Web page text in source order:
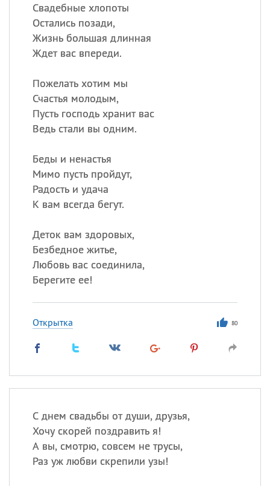
Свадебные хлопоты
Остались позади,
Жизнь большая длинная
Ждет вас впереди.
Пожелать хотим мы
Счастья молодым,
Пусть господь хранит вас
Ведь стали вы одним.
Беды и ненастья
Мимо пусть пройдут,
Радость и удача
К вам всегда бегут.
Деток вам здоровых,
Безбедное житье,
Любовь вас соединила,
Берегите ее!
Открытка 80
С днем свадьбы от души, друзья,
Хочу скорей поздравить я!
А вы, смотрю, совсем не трусы,
Раз уж любви скрепили узы!